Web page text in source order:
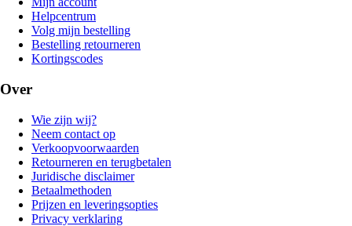
Helpcentrum
Volg mijn bestelling
Bestelling retourneren
Kortingscodes
Over
Wie zijn wij?
Neem contact op
Verkoopvoorwaarden
Retourneren en terugbetalen
Juridische disclaimer
Betaalmethoden
Prijzen en leveringsopties
Privacy verklaring